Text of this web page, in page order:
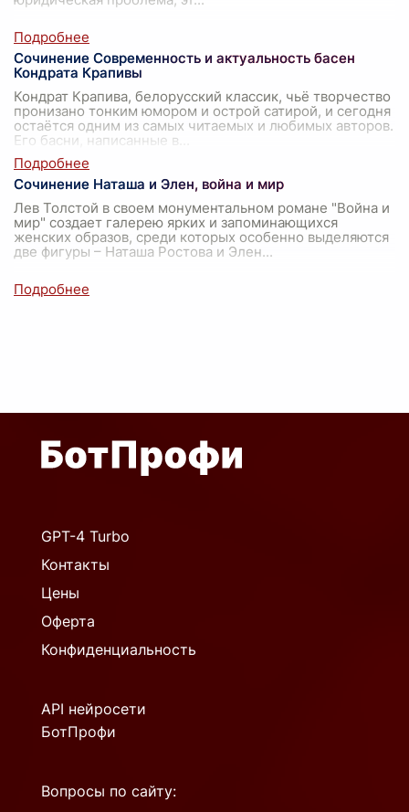
Сочинение Современность и актуальность басен
Кондрата Крапивы
Кондрат Крапива, белорусский классик, чьё творчество
пронизано тонким юмором и острой сатирой, и сегодня
остаётся одним из самых читаемых и любимых авторов.
Его басни, написанные в
Сочинение Наташа и Элен, война и мир
Лев Толстой в своем монументальном романе "Война и
мир" создает галерею ярких и запоминающихся
женских образов, среди которых особенно выделяются
две фигуры – Наташа Ростова и Элен...
GPT-4 Turbo
Контакты
Цены
Оферта
Конфиденциальность
API нейросети
БотПрофи
Вопросы по сайту: